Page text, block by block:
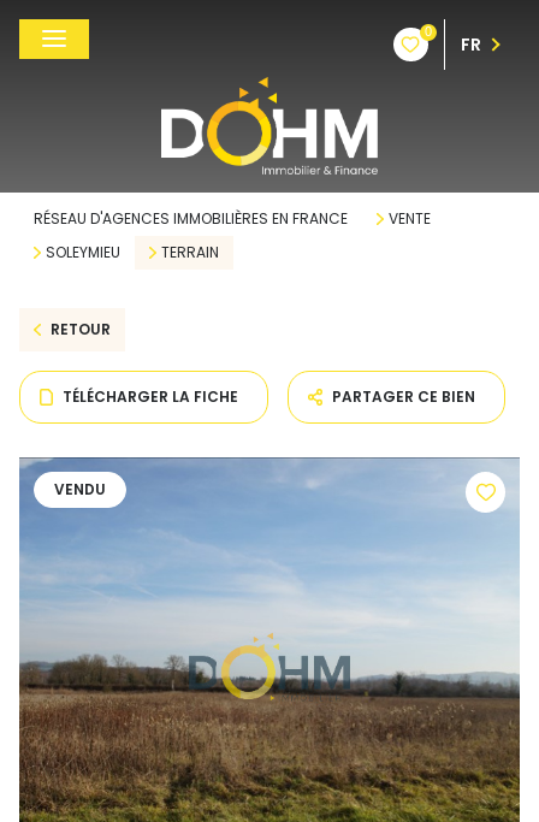
0
FR
RÉSEAU D'AGENCES IMMOBILIÈRES EN FRANCE
VENTE
SOLEYMIEU
TERRAIN
RETOUR
TÉLÉCHARGER LA FICHE PARTAGER CE BIEN
VENDU